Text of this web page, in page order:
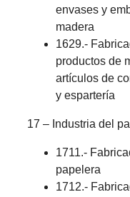
envases y
madera
1629.-
productos de
artículos de
y espartería
17 – Industria del
1711.-
papelera
1712.-